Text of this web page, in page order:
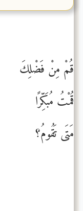
قُمْ مِنْ فَضْلِكَ
قُمْتُ مُبَكِّرًا
مَتَى تَقُومُ؟